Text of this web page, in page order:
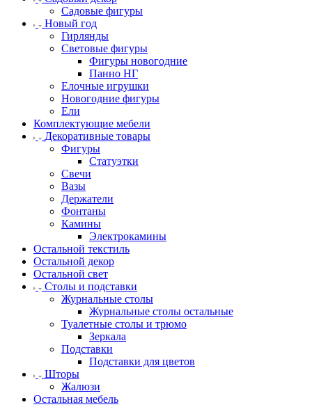
Садовые фигуры
Новый год
Гирлянды
Световые фигуры
Фигуры новогодние
Панно НГ
Елочные игрушки
Новогодние фигуры
Ели
Комплектующие мебели
Декоративные товары
Фигуры
Статуэтки
Свечи
Вазы
Держатели
Фонтаны
Камины
Электрокамины
Остальной текстиль
Остальной декор
Остальной свет
Столы и подставки
Журнальные столы
Журнальные столы остальные
Туалетные столы и трюмо
Зеркала
Подставки
Подставки для цветов
Шторы
Жалюзи
Остальная мебель